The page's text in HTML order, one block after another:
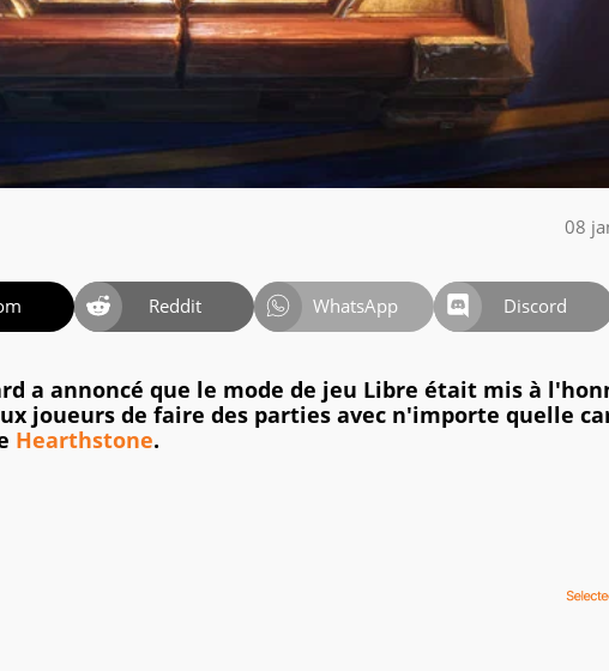
08
Reddit WhatsApp Discord
a annoncé que le mode de jeu Libre était mis à
joueurs de faire des parties avec n'importe quelle
Hearthstone.